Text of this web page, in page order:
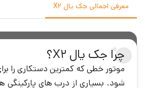
معرفی اجمالی جک یال X2
چرا جک یال X2؟